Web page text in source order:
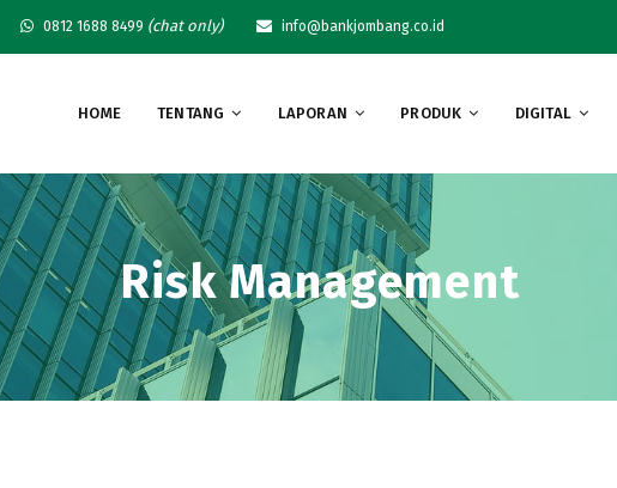
0812 1688 8499 (chat only) info@bankjombang.co.id
HOME TENTANG LAPORAN PRODUK DIGITAL
Risk Management